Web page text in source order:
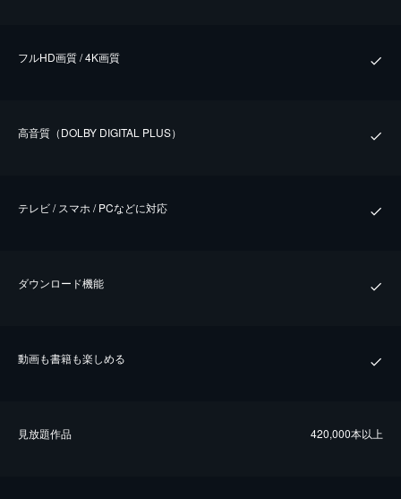
フルHD画質 / 4K画質
⾼⾳質（DOLBY DIGITAL PLUS）
テレビ / スマホ / PCなどに対応
ダウンロード機能
動画も書籍も楽しめる
⾒放題作品 420,000本以上